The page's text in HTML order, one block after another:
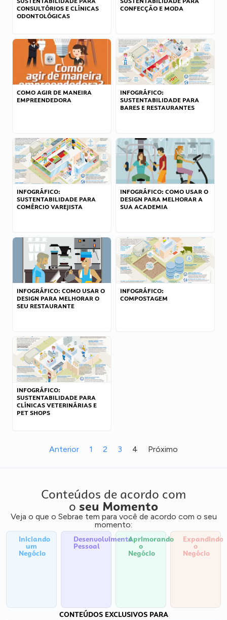
CONSULTÓRIOS E CLÍNICAS
ODONTOLÓGICAS
CONFECÇÃO E MODA
COMO AGIR DE MANEIRA
EMPREENDEDORA
INFOGRÁFICO:
SUSTENTABILIDADE PARA
BARES E RESTAURANTES
INFOGRÁFICO:
SUSTENTABILIDADE PARA
COMÉRCIO VAREJISTA
INFOGRÁFICO: COMO USAR O
DESIGN PARA MELHORAR A
SUA ACADEMIA
INFOGRÁFICO: COMO USAR O
DESIGN PARA MELHORAR O
SEU RESTAURANTE
INFOGRÁFICO:
COMPOSTAGEM
INFOGRÁFICO:
SUSTENTABILIDADE PARA
CLÍNICAS VETERINÁRIAS E
PET SHOPS
Anterior 1 2 3 4 Próximo
Conteúdos de acordo com
o seu Momento
Veja o que o Sebrae tem para você de acordo com o seu
momento:
Iniciando
um
Negócio
Desenvolvimento
Pessoal
Aprimorando
o
Negócio
Expandindo
o
Negócio
CONTEÚDOS EXCLUSIVOS PARA